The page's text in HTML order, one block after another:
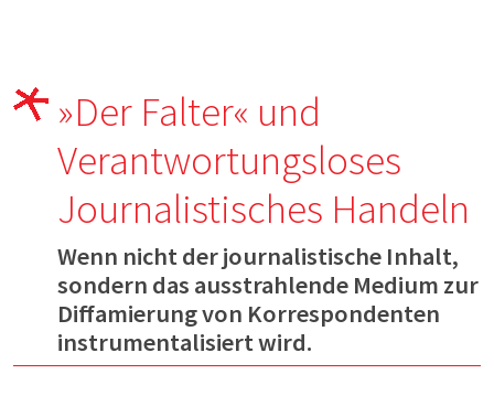
»Der Falter« und
Verantwortungsloses
Journalistisches Handeln
Wenn nicht der journalistische Inhalt,
sondern das ausstrahlende Medium zur
Diffamierung von Korrespondenten
instrumentalisiert wird.